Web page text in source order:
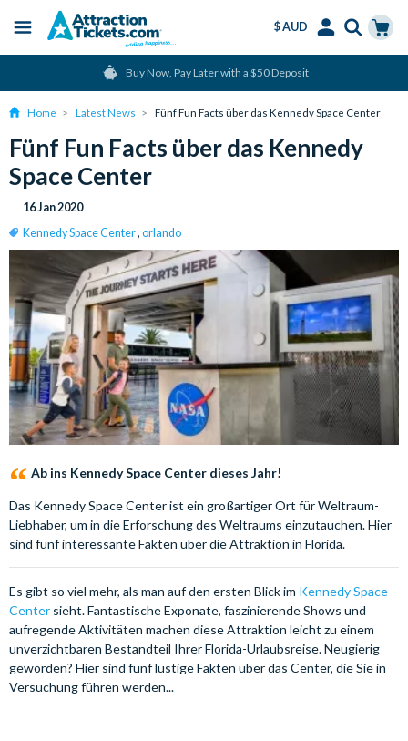
content
Menu
$ AUD
Language
Buy Now, Pay Later with a $50 Deposit
Home Latest News Fünf Fun Facts über das Kennedy Space Center
Fünf Fun Facts über das Kennedy
Space Center
16 Jan 2020
Kennedy Space Center, orlando
Ab ins Kennedy Space Center dieses Jahr!
Das Kennedy Space Center ist ein großartiger Ort für Weltraum-
Liebhaber, um in die Erforschung des Weltraums einzutauchen. Hier
sind fünf interessante Fakten über die Attraktion in Florida.
Es gibt so viel mehr, als man auf den ersten Blick im Kennedy Space
Center sieht. Fantastische Exponate, faszinierende Shows und
aufregende Aktivitäten machen diese Attraktion leicht zu einem
unverzichtbaren Bestandteil Ihrer Florida-Urlaubsreise. Neugierig
geworden? Hier sind fünf lustige Fakten über das Center, die Sie in
Versuchung führen werden...